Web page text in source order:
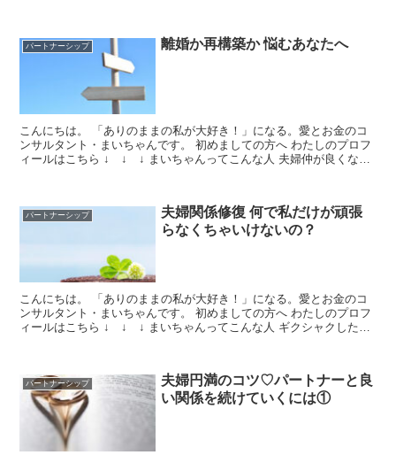
パートナーシップ 離婚か再構築か 悩むあなたへ
こんにちは。 「ありのままの私が大好き！」になる。愛とお金のコ
ンサルタント・まいちゃんです。 初めましての方へ わたしのプロフ
ィールはこちら ↓ ↓ ↓ まいちゃんってこんな人 夫婦仲が良くなる
パートナーシップ
夫婦関係修復 何で私だけが頑張
らなくちゃいけないの？
こんにちは。 「ありのままの私が大好き！」になる。愛とお金のコ
ンサルタント・まいちゃんです。 初めましての方へ わたしのプロフ
ィールはこちら ↓ ↓ ↓ まいちゃんってこんな人 ギクシャクした夫
パートナーシップ
夫婦円満のコツ♡パートナーと良
い関係を続けていくには①